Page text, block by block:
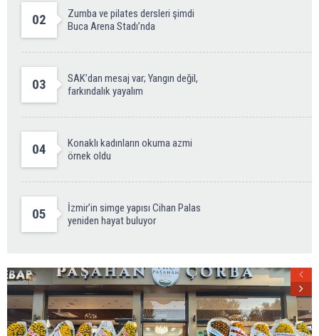
02
Zumba ve pilates dersleri şimdi
Buca Arena Stadı’nda
03
SAK’dan mesaj var; Yangın değil,
farkındalık yayalım
04
Konaklı kadınların okuma azmi
örnek oldu
05
İzmir’in simge yapısı Cihan Palas
yeniden hayat buluyor